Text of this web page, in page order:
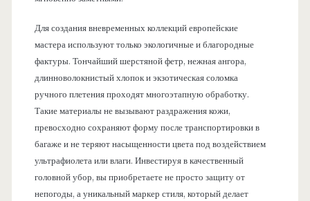
Для создания вневременных коллекций европейские
мастера используют только экологичные и благородные
фактуры. Тончайший шерстяной фетр, нежная ангора,
длинноволокнистый хлопок и экзотическая соломка
ручного плетения проходят многоэтапную обработку.
Такие материалы не вызывают раздражения кожи,
превосходно сохраняют форму после транспортировки в
багаже и не теряют насыщенности цвета под воздействием
ультрафиолета или влаги. Инвестируя в качественный
головной убор, вы приобретаете не просто защиту от
непогоды, а уникальный маркер стиля, который делает